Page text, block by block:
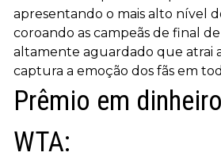
apresentando o mais alto nível
coroando as campeãs de final
altamente aguardado que atrai
captura a emoção dos fãs em
Prêmio em
WTA: